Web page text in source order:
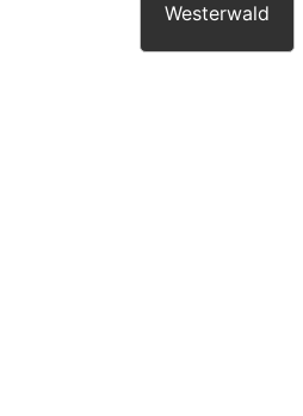
Westerwald